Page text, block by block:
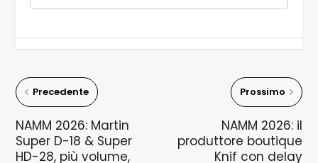
Precedente
NAMM 2026: Martin
Super D-18 & Super
HD-28, più volume,
Prossimo
NAMM 2026: il
produttore boutique
Knif con delay